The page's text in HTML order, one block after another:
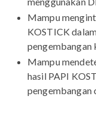
Mampu
KOSTICK
pengembangan
Mampu
hasil PAPI
pengembangan